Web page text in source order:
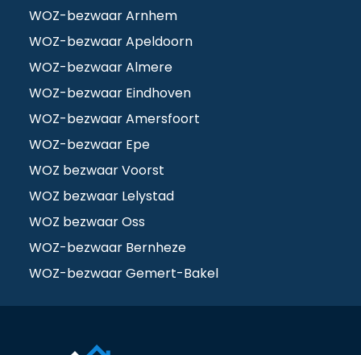
WOZ-bezwaar Arnhem
WOZ-bezwaar Apeldoorn
WOZ-bezwaar Almere
WOZ-bezwaar Eindhoven
WOZ-bezwaar Amersfoort
WOZ-bezwaar Epe
WOZ bezwaar Voorst
WOZ bezwaar Lelystad
WOZ bezwaar Oss
WOZ-bezwaar Bernheze
WOZ-bezwaar Gemert-Bakel